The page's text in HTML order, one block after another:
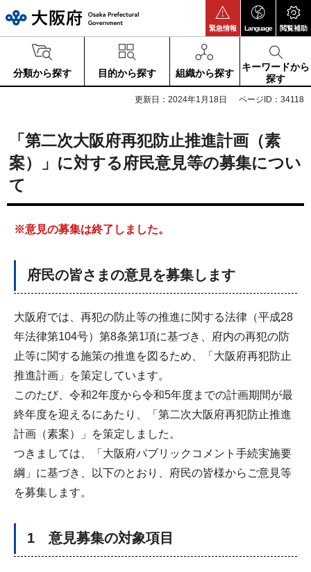
緊急情報 Language 閲覧補助
分類から探す 目的から探す 組織から探す
キーワードから
探す
更新日：2024年1月18日 ページID：34118
「第二次大阪府再犯防止推進計画（素
案）」に対する府民意見等の募集につい
て
※意見の募集は終了しました。
府民の皆さまの意見を募集します
大阪府では、再犯の防止等の推進に関する法律（平成28
年法律第104号）第8条第1項に基づき、府内の再犯の防
止等に関する施策の推進を図るため、「大阪府再犯防止
推進計画」を策定しています。
このたび、令和2年度から令和5年度までの計画期間が最
終年度を迎えるにあたり、「第二次大阪府再犯防止推進
計画（素案）」を策定しました。
つきましては、「大阪府パブリックコメント手続実施要
綱」に基づき、以下のとおり、府民の皆様からご意見等
を募集します。
1 意見募集の対象項目